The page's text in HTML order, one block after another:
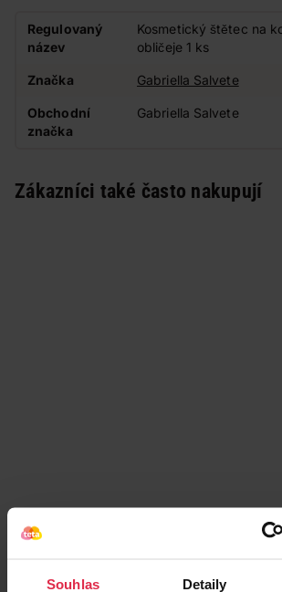
Souhlas Detaily
Regulovaný
název
Kosmetický štětec na
obličeje 1 ks
Značka Gabriella Salvete
Obchodní
značka
Gabriella Salvete
Zákazníci také často nakupují
Podobné produkty